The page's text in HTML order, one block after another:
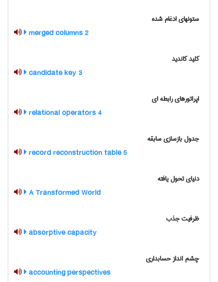
ستونهای ادغام شده
2 merged columns
کلید کاندید
3 candidate key
اپراتورهای رابطه ای
4 relational operators
جدول بازسازی سابقه
5 record reconstruction table
دنیای تحول یافته
A Transformed World
ظرفیت جذب
absorptive capacity
چشم انداز حسابداری
accounting perspectives